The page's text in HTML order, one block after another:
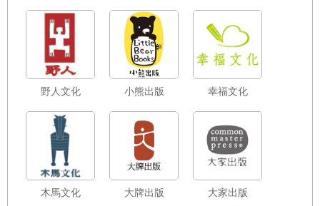
些有點累的日常
野人文化 小熊出版 幸福文化
木馬文化 大牌出版 大家出版